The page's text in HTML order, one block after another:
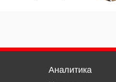
Аналитика